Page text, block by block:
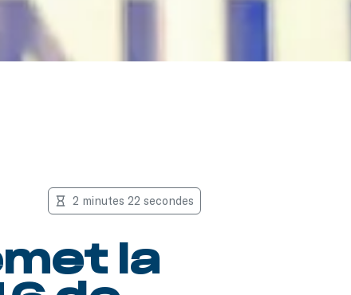
2 minutes 22 secondes
la